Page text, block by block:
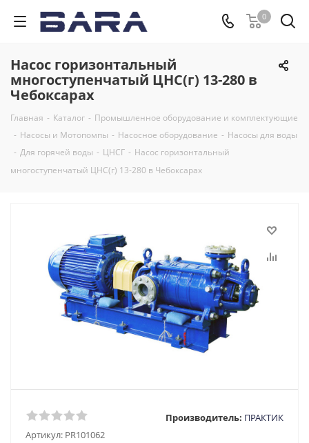
0
Насос горизонтальный
многоступенчатый ЦНС(г) 13-280 в
Чебоксарах
Главная - Каталог - Промышленное оборудование и комплектующие
- Насосы и Мотопомпы - Насосное оборудование - Насосы для воды
- Для горячей воды - ЦНСГ - Насос горизонтальный
многоступенчатый ЦНС(г) 13-280 в Чебоксарах
Артикул: PR101062
Производитель: ПРАКТИК